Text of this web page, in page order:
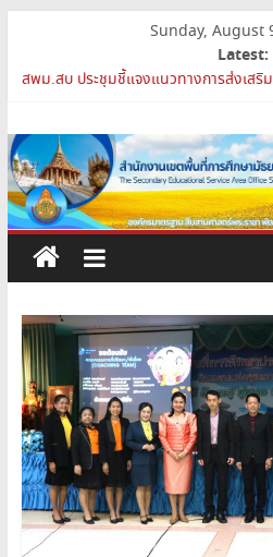
content
Sunday, August
Latest:
การย้ายข้าราชการครูและบุคลากรทางกา
สพม.สบ ประชุมชี้แจงแนวทางการส่งเสริม
เปิดห้องเรียนและห้องปฏิบัติการแห่งอนา
สพม.สบ เสริมศักยภาพผู้บริหาร PA
ก้าวหน้าวิชาชีพ
สพม.สบ เข้าร่วมประชุมสัมมนา ผอ.สพท.
for Education”
สำนักงาน
เขต
พื้นที่
การ
ศึกษา
มัธยมศึกษา
สระบุรี
สพม.สระบุรี,สพม.สบ,สำนักงาน